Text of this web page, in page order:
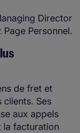
Director
Page Personnel.
de fret et
Ses
aux appels
la facturation